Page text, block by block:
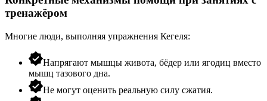
тренажёром
Многие люди, выполняя упражнения Кегеля:
Напрягают мышцы живота, бёдер или ягодиц вместо
мышц тазового дна.
Не могут оценить реальную силу сжатия.